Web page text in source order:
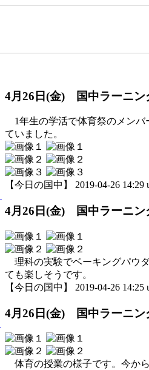
4月26日(金) 国中ラーニン
1年生の学活で体育祭のメンバ
ていました。
【今日の国中】 2019-04-26 14:29
4月26日(金) 国中ラーニン
理科の実験でベーキングパウ
ても楽しそうです。
【今日の国中】 2019-04-26 14:25
4月26日(金) 国中ラーニン
体育の授業の様子です。今か